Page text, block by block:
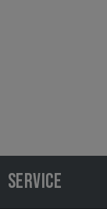
SERVICE